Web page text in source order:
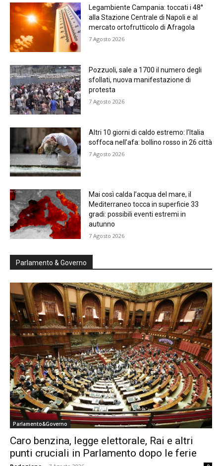
Legambiente Campania: toccati i 48°
alla Stazione Centrale di Napoli e al
mercato ortofrutticolo di Afragola
7 Agosto 2026
Pozzuoli, sale a 1700 il numero degli
sfollati, nuova manifestazione di
protesta
7 Agosto 2026
Altri 10 giorni di caldo estremo: l’Italia
soffoca nell’afa: bollino rosso in 26 città
7 Agosto 2026
Mai così calda l’acqua del mare, il
Mediterraneo tocca in superficie 33
gradi: possibili eventi estremi in
autunno
7 Agosto 2026
Parlamento & Governo
Parlamento&Governo
Caro benzina, legge elettorale, Rai e altri
punti cruciali in Parlamento dopo le ferie